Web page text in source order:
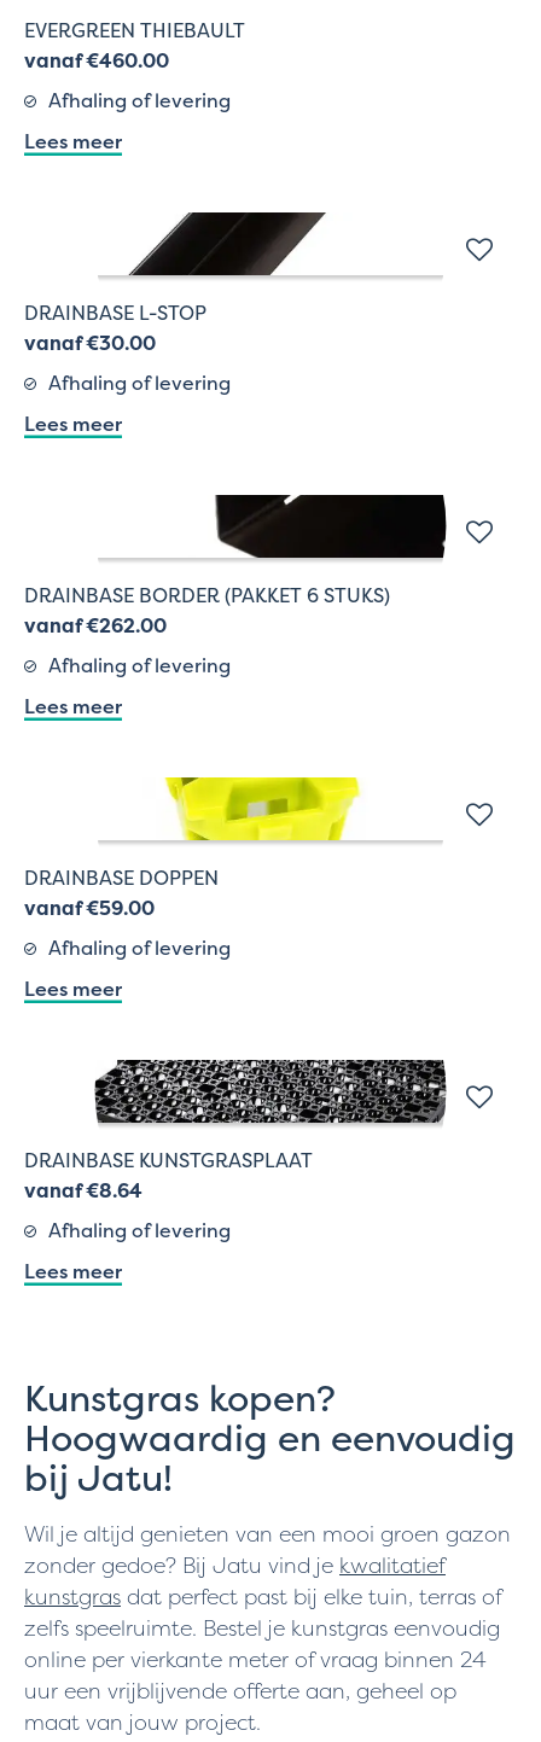
EVERGREEN THIEBAULT
vanaf €460.00
Afhaling of levering
Lees meer
DRAINBASE L-STOP
vanaf €30.00
Afhaling of levering
Lees meer
DRAINBASE BORDER (PAKKET 6 STUKS)
vanaf €262.00
Afhaling of levering
Lees meer
DRAINBASE DOPPEN
vanaf €59.00
Afhaling of levering
Lees meer
DRAINBASE KUNSTGRASPLAAT
vanaf €8.64
Afhaling of levering
Lees meer
Kunstgras kopen?
Hoogwaardig en eenvoudig
bij Jatu!
Wil je altijd genieten van een mooi groen gazon
zonder gedoe? Bij Jatu vind je kwalitatief
kunstgras dat perfect past bij elke tuin, terras of
zelfs speelruimte. Bestel je kunstgras eenvoudig
online per vierkante meter of vraag binnen 24
uur een vrijblijvende offerte aan, geheel op
maat van jouw project.